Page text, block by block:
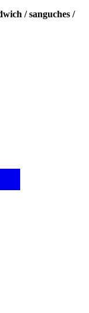
/ sanguches /